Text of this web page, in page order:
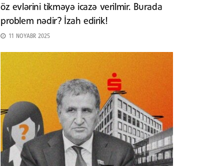
öz evlərini tikməyə icazə verilmir. Burada
problem nədir? İzah edirik!
11 NOYABR 2025